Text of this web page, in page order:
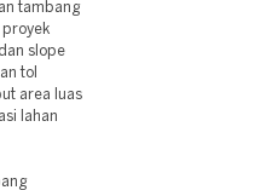
tambang
proyek
slope
tol
area luas
lahan